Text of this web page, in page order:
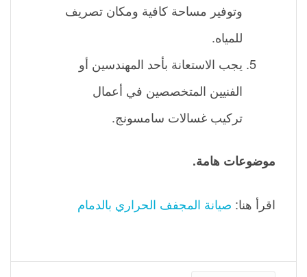
وتوفير مساحة كافية ومكان تصريف
للمياه.
يجب الاستعانة بأحد المهندسين أو
الفنيين المتخصصين في أعمال
تركيب غسالات سامسونج.
موضوعات هامة.
اقرأ هنا: صيانة المجفف الحراري بالدمام